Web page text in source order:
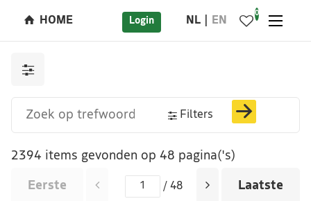
HOME Login NL EN
0
Filters
2394 items gevonden op 48 pagina('s)
Eerste / 48 Laatste